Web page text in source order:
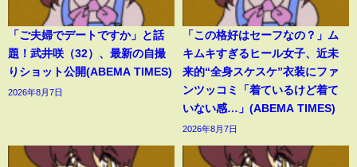
「ご夫婦でデートですか」と話
題！武井咲（32）、最新の自撮
りショット公開(ABEMA TIMES)
2026年8月7日
「この格好はセーフなの？」ム
キムキすぎるヒール女子、近未
来的“全身スケスケ”衣装にファ
ンツッコミ「着ているけど着て
いない感…」(ABEMA TIMES)
2026年8月7日